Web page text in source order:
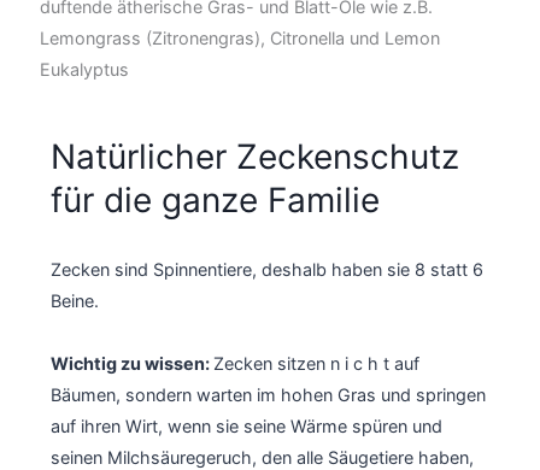
duftende ätherische Gras- und Blatt-Öle wie z.B.
Lemongrass (Zitronengras), Citronella und Lemon
Eukalyptus
Natürlicher Zeckenschutz
für die ganze Familie
Zecken sind Spinnentiere, deshalb haben sie 8 statt 6
Beine.
Wichtig zu wissen: Zecken sitzen n i c h t auf
Bäumen, sondern warten im hohen Gras und springen
auf ihren Wirt, wenn sie seine Wärme spüren und
seinen Milchsäuregeruch, den alle Säugetiere haben,